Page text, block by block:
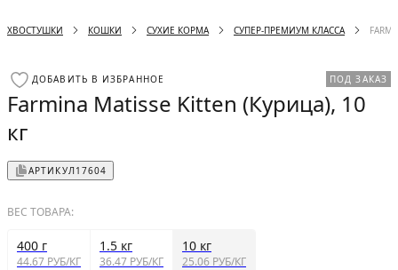
ХВОСТУШКИ КОШКИ СУХИЕ КОРМА СУПЕР-ПРЕМИУМ КЛАССА
ДОБАВИТЬ В ИЗБРАННОЕ ПОД ЗАКАЗ
Farmina Matisse Kitten (Курица), 10
кг
АРТИКУЛ17604
ВЕС ТОВАРА:
400 г
44.67 РУБ/КГ
1.5 кг
36.47 РУБ/КГ
10 кг
25.06 РУБ/КГ